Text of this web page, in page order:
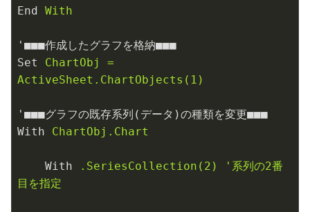
End With
'■■■作成したグラフを格納■■■
Set
ChartObj =
ActiveSheet.ChartObjects(1)
'■■■グラフの既存系列(データ)の種類を変更■■■
With
ChartObj.Chart
With
.SeriesCollection(2) '系列の2番
目を指定